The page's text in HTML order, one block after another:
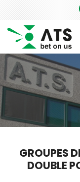
GROUPES
DOUBLE